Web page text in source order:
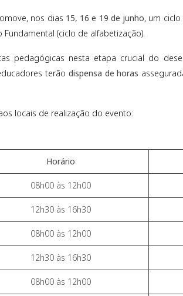
nos dias 15, 16 e 19 de junho, um
(ciclo de alfabetização).
pedagógicas nesta etapa crucial do
terão dispensa de horas
locais de realização do evento:
Horário
08h00 às 12h00
12h30 às 16h30
08h00 às 12h00
12h30 às 16h30
08h00 às 12h00